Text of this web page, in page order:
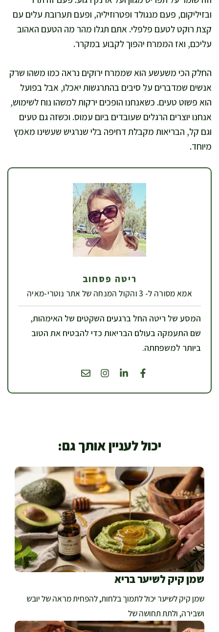
ובזיליקום, פעם מנגולד ופטרוזיליה, ופעם תערובת עלים עם
קצת רוקט לטעם פלפלי. אתם תגלו מהר מה הטעם האהוב
עליכם, ואז הממרח יהפוך לקבוע במקרר.
החלק הכי משעשע הוא שממרח ירוקים נראה כמו משהו שרק
אנשים שמדברים על סיבים בהתרגשות יאכלו, אבל בפועל
הוא פשוט טעים. כשאנחנו הופכים ירקות למשהו נוח לשימוש,
אנחנו יוצרים הרגלים שעובדים ביום עמוס. וכשזה גם טעים
וגם קל, הבריאות מקבלת דחיפה בלי שנרגיש שעשינו מאמץ
מיוחד.
ריטה פסחוב
אמא מסורה ל- 3 והקול המנחה של אתר נוטרי-מאיה
המסע של ריטה החל ברגעים השקטים של האימהות,
שם התעמקה בעולם הבריאות כדי להבטיח את הטוב
ביותר למשפחתה.
יכול לעניין אותך גם:
שמן קיק לשיער בריא
שמן קיק לשיער יכול לתמוך בלחות, להפחית מראה של יובש
ושבירה, ולתת תחושה של